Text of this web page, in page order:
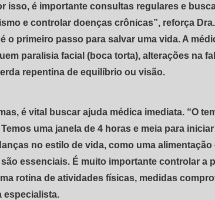
isso, é importante consultas regulares e
e controlar doenças crônicas”, reforça
o primeiro passo para salvar uma vida. A
paralisia facial (boca torta), alterações na
repentina de equilíbrio ou visão.
é vital buscar ajuda médica imediata. “O
uma janela de 4 horas e meia para
no estilo de vida, como uma
essenciais. É muito importante controlar a
rotina de atividades físicas, medidas
especialista.